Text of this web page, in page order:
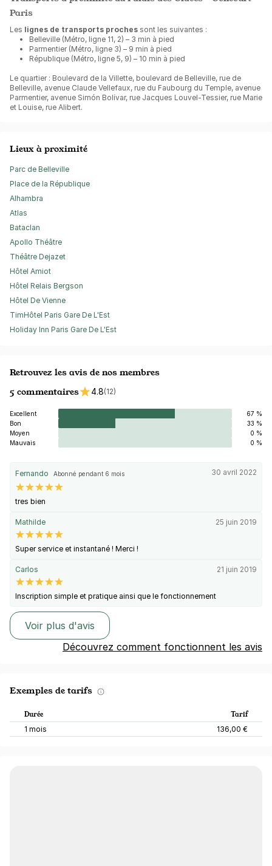
Paris
Les lignes de transports proches sont les suivantes :
Belleville (Métro, ligne 11, 2) – 3 min à pied
Parmentier (Métro, ligne 3) – 9 min à pied
République (Métro, ligne 5, 9) – 10 min à pied
Le quartier : Boulevard de la Villette, boulevard de Belleville, rue de
Belleville, avenue Claude Vellefaux, rue du Faubourg du Temple, avenue
Parmentier, avenue Simón Bolívar, rue Jacques Louvel-Tessier, rue Marie
et Louise, rue Alibert.
Lieux à proximité
Parc de Belleville
Place de la République
Alhambra
Atlas
Bataclan
Apollo Théâtre
Théâtre Dejazet
Hôtel Amiot
Hôtel Relais Bergson
Hôtel De Vienne
TimHôtel Paris Gare De L'Est
Holiday Inn Paris Gare De L'Est
Retrouvez les avis de nos membres
5 commentaires
4.8(12)
Excellent
67 %
Bon
33 %
Moyen
0 %
Mauvais
0 %
Fernando Abonné pendant 6 mois 30 avril 2022
tres bien
Mathilde 25 juin 2019
Super service et instantané ! Merci !
Carlos 21 juin 2019
Inscription simple et pratique ainsi que le fonctionnement
Voir plus d'avis
Découvrez comment fonctionnent les avis
Exemples de tarifs
Durée Tarif
1 mois 136,00 €